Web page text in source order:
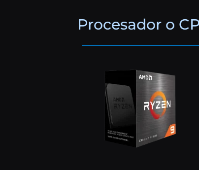
Procesador o